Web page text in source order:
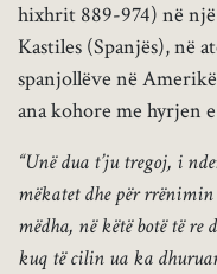
hixhrit 889-974) në
Kastiles (Spanjës), në
spanjollëve në
ana kohore me hyrjen
“Unë dua t’ju tregoj, i
mëkatet dhe për
mëdha, në këtë botë të re
kuq të cilin ua ka